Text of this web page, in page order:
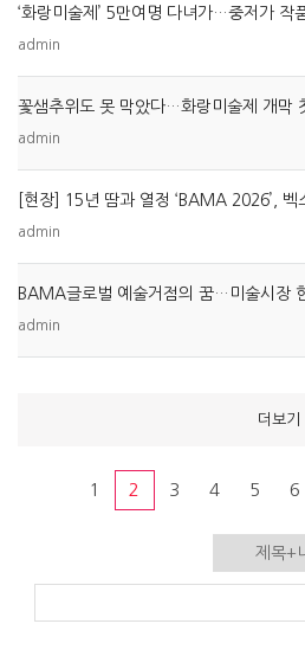
‘화랑미술제’ 5만여명 다녀가…중저가 작
admin
꽃샘추위도 못 막았다…화랑미술제 개막
admin
[현장] 15년 땀과 열정 ‘BAMA 2026’, 벡
admin
admin
더보기
1 2 3 4 5 6